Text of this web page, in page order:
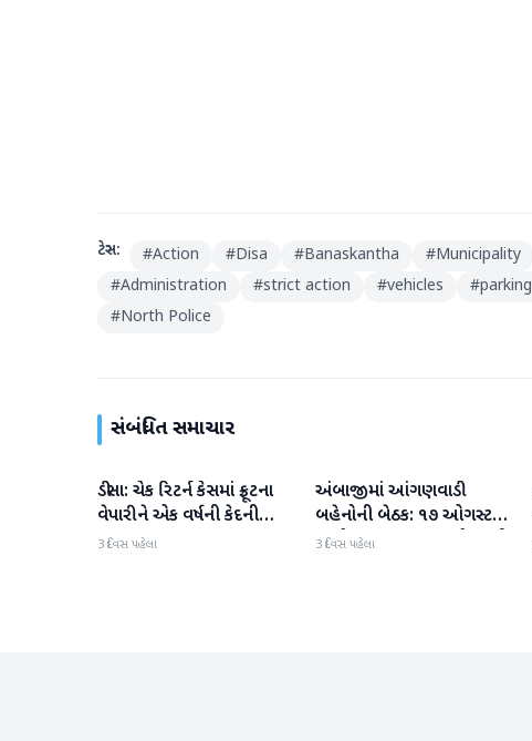
ટેગ્સ: #Action #Disa #Banaskantha #Municipality
#Administration #strict action #vehicles #parking
#North Police
સંબંધિત સમાચાર
બનાસકાંઠા
ડીસા: ચેક રિટર્ન કેસમાં ફ્રૂટના
વેપારીને એક વર્ષની કેદની
સજા
3 દિવસ પહેલા
બનાસકાંઠા
અંબાજીમાં આંગણવાડી
બહેનોની બેઠક: ૧૭ ઓગસ્ટથી
અચોક્કસ મુદતના આંદોલનની
3 દિવસ પહેલા